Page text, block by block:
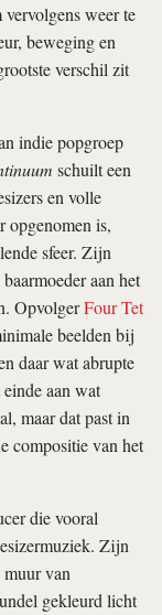
weer te
beweging en
verschil zit
indie popgroep
schuilt een
en volle
opgenomen is,
sfeer. Zijn
aan het
OpvolgerFour Tet
beelden bij
daar wat abrupte
aan wat
maar dat past in
compositie van het
die vooral
Zijn
muur van
gekleurd licht